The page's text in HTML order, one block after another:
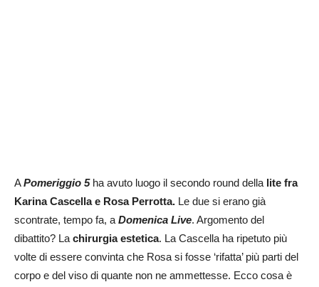
APomeriggio 5ha avuto luogo il secondo round della lite fra
Karina Cascella e Rosa Perrotta. Le due si erano già
scontrate, tempo fa, aDomenica Live. Argomento del
dibattito? Lachirurgia estetica. La Cascella ha ripetuto più
volte di essere convinta che Rosa si fosse ‘rifatta’ più parti del
corpo e del viso di quante non ne ammettesse. Ecco cosa è